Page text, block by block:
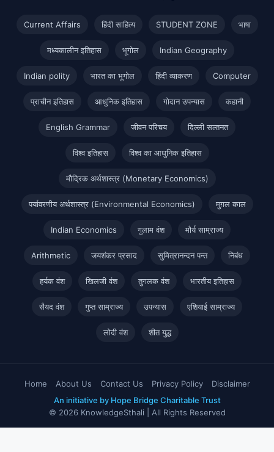
Current Affairs हिंदी साहित्य STUDENT ZONE भाषा
मध्यकालीन इतिहास भूगोल Indian Geography
Indian polity भारत का भूगोल हिंदी व्याकरण Computer
प्राचीन इतिहास आधुनिक इतिहास गोदान उपन्यास कहानी
English Grammar जीवन परिचय दिल्ली सल्तनत
विश्व इतिहास विश्व का आधुनिक इतिहास
मौद्रिक अर्थशास्त्र (Monetary Economics)
पर्यावरणीय अर्थशास्त्र (Environmental Economics) मुग़ल काल
Indian Economics गुलाम वंश मौर्य साम्राज्य
Arithmetic जयशंकर प्रसाद सुमित्रानन्दन पन्त निबंध
हर्यक वंश खिलजी वंश तुगलक वंश भारतीय इतिहास
सैयद वंश गुप्त साम्राज्य उपन्यास एशियाई साम्राज्य
लोदी वंश शीत युद्ध
Home About Us Contact Us Privacy Policy
Disclaimer
An initiative by Hope Bridge Charitable Trust
© 2026 KnowledgeSthali | All Rights Reserved